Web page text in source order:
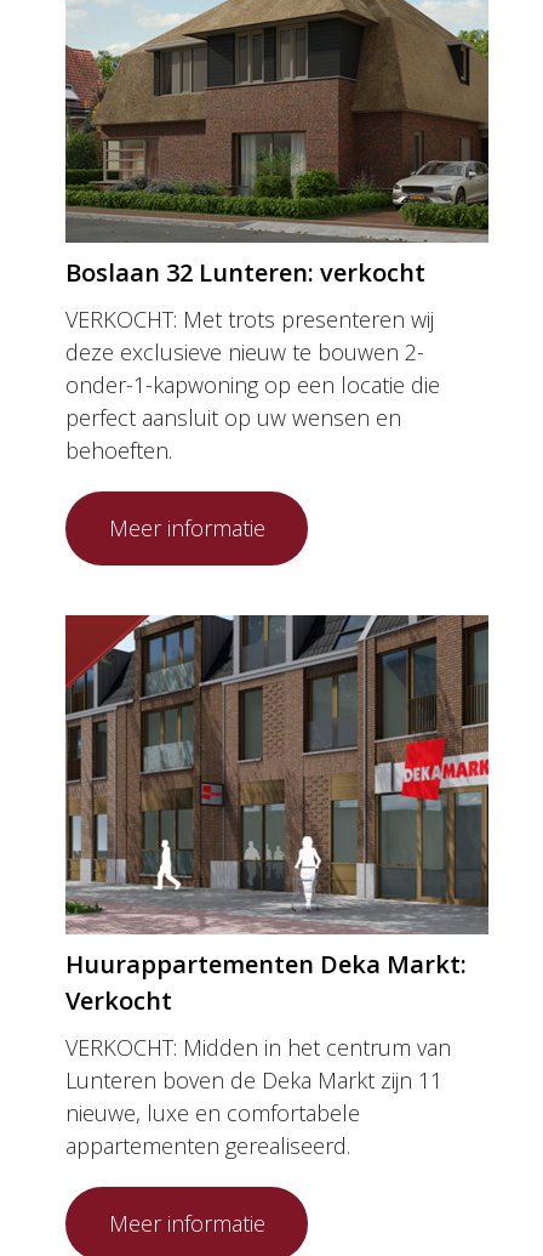
Boslaan 32 Lunteren: verkocht
VERKOCHT: Met trots presenteren wij
deze exclusieve nieuw te bouwen 2-
onder-1-kapwoning op een locatie die
perfect aansluit op uw wensen en
behoeften.
Huurappartementen Deka Markt:
Verkocht
VERKOCHT: Midden in het centrum van
Lunteren boven de Deka Markt zijn 11
nieuwe, luxe en comfortabele
appartementen gerealiseerd.